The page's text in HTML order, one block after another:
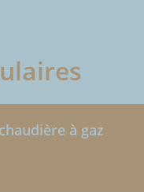
à gaz